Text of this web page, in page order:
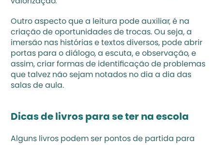
Outro aspecto que a leitura pode auxiliar, é na
criação de oportunidades de trocas. Ou seja, a
imersão nas histórias e textos diversos, pode abrir
portas para o diálogo, a escuta, e observação, e
assim, criar formas de identificação de problemas
que talvez não sejam notados no dia a dia das
salas de aula.
Dicas de livros para se ter na escola
Alguns livros podem ser pontos de partida para